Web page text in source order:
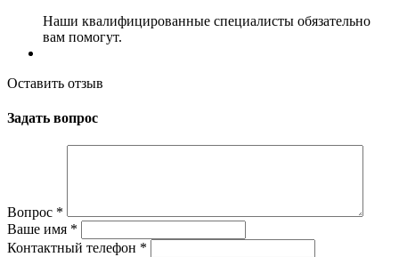
Наши квалифицированные специалисты обязательно
вам помогут.
Оставить отзыв
Задать вопрос
Вопрос *
Ваше имя *
Контактный телефон *